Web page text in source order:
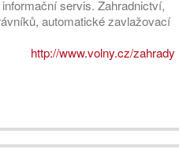
servis. Zahradnictví,
automatické zavlažovací
http://www.volny.cz/zahrady